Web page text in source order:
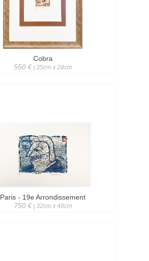
Cobra
550 €| 35cm x 28cm
Paris - 19e Arrondissement
750 €| 32cm x 48cm